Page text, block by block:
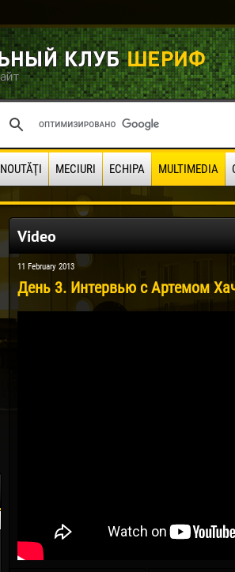
NOUTĂŢI MECIURI ECHIPA MULTIMEDIA
30 January
Dhoraso Moreo KLAS
04 May
Video
11 February 2013
День 3. Интервью с Артемом